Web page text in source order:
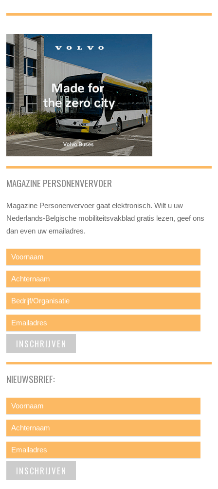
MAGAZINE PERSONENVERVOER
Magazine Personenvervoer gaat elektronisch. Wilt u uw
Nederlands-Belgische mobiliteitsvakblad gratis lezen, geef ons
dan even uw emailadres.
NIEUWSBRIEF: